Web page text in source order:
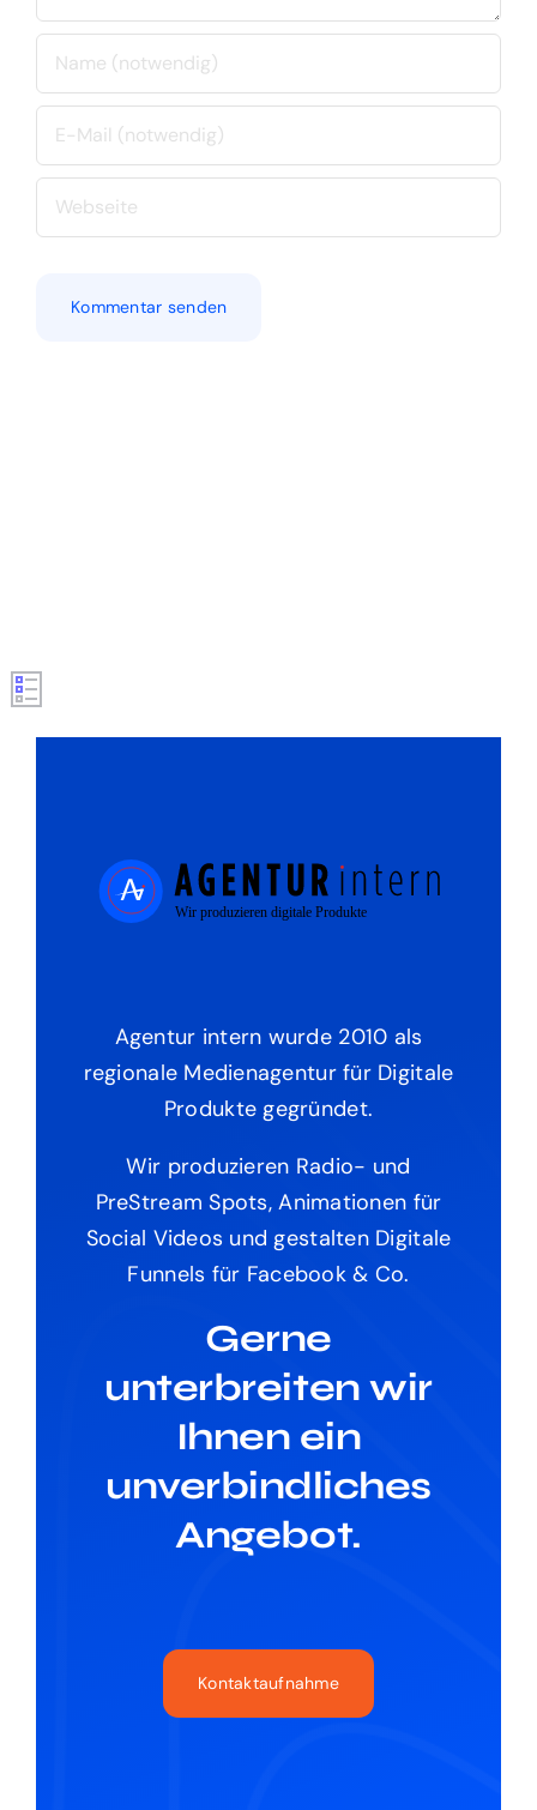
Agentur intern wurde 2010 als
regionale Medienagentur für Digitale
Produkte gegründet.
Wir produzieren Radio- und
PreStream Spots, Animationen für
Social Videos und gestalten Digitale
Funnels für Facebook & Co.
Gerne
unterbreiten wir
Ihnen ein
unverbindliches
Angebot.
Kontaktaufnahme